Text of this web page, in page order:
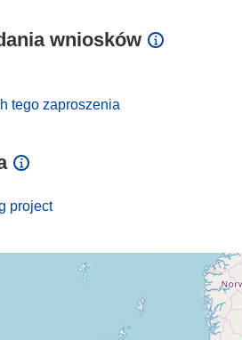
wniosków
tego zaproszenia
project